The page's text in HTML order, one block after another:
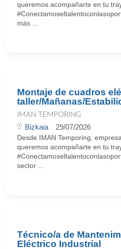
queremos acompañarte en tu
más ...
Montaje de cuadros
taller/Mañanas/
IMAN TEMPORING
Bizkaia 29/07/2026
Desde IMAN Temporing,
queremos acompañarte en tu
sector ...
Técnico/a de
Eléctrico Industrial